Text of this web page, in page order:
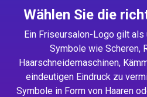
Wählen Sie die
Ein Friseursalon-Logo gilt
Symbole wie Scheren,
Haarschneidemaschinen,
eindeutigen Eindruck zu
Symbole in Form von Haaren